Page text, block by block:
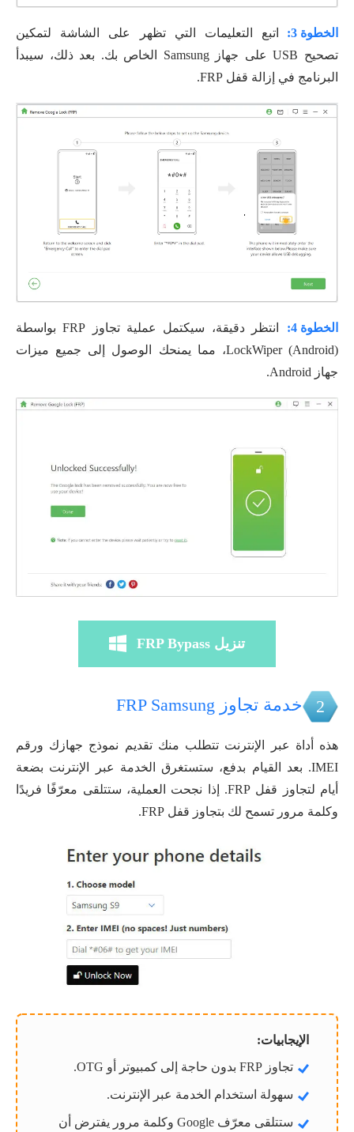
الخطوة 3:
اتبع التعليمات التي تظهر على الشاشة لتمكين
تصحيح USB على جهاز Samsung الخاص بك. بعد ذلك، سيبدأ
البرنامج في إزالة قفل FRP.
الخطوة 4:
انتظر دقيقة، سيكتمل عملية تجاوز FRP بواسطة
LockWiper (Android)، مما يمنحك الوصول إلى جميع ميزات
جهاز Android.
تنزيل FRP Bypass
2 خدمة تجاوز FRP Samsung
هذه أداة عبر الإنترنت تتطلب منك تقديم نموذج جهازك ورقم
IMEI. بعد القيام بدفع، ستستغرق الخدمة عبر الإنترنت بضعة
أيام لتجاوز قفل FRP. إذا نجحت العملية، ستتلقى معرّفًا فريدًا
وكلمة مرور تسمح لك بتجاوز قفل FRP.
الإيجابيات:
تجاوز FRP بدون حاجة إلى كمبيوتر أو OTG.
سهولة استخدام الخدمة عبر الإنترنت.
ستتلقى معرّف Google وكلمة مرور يفترض أن